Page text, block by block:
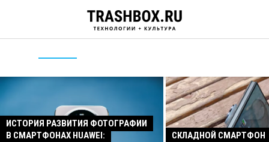
ИСТОРИЯ РАЗВИТИЯ ФОТОГРАФИИ
В СМАРТФОНАХ HUAWEI:
СКЛАДНОЙ СМАРТФОН